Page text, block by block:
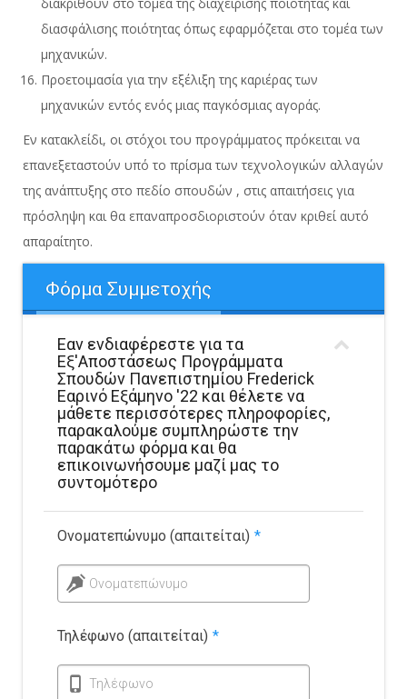
διασφάλισης ποιότητας όπως εφαρμόζεται στο τομέα των
μηχανικών.
Προετοιμασία για την εξέλιξη της καριέρας των
μηχανικών εντός ενός μιας παγκόσμιας αγοράς.
Εν κατακλείδι, οι στόχοι του προγράμματος πρόκειται να
επανεξεταστούν υπό το πρίσμα των τεχνολογικών αλλαγών
της ανάπτυξης στο πεδίο σπουδών , στις απαιτήσεις για
πρόσληψη και θα επαναπροσδιοριστούν όταν κριθεί αυτό
απαραίτητο.
Φόρμα Συμμετοχής
Εαν ενδιαφέρεστε για τα
Εξ'Αποστάσεως Προγράμματα
Σπουδών Πανεπιστημίου Frederick
Εαρινό Εξάμηνο '22 και θέλετε να
μάθετε περισσότερες πληροφορίες,
παρακαλούμε συμπληρώστε την
παρακάτω φόρμα και θα
επικοινωνήσουμε μαζί μας το
συντομότερο
Ονοματεπώνυμο (απαιτείται) *
Ονοματεπώνυμο
Τηλέφωνο (απαιτείται) *
Τηλέφωνο